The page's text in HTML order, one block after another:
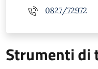
0827/72972
Strumenti di